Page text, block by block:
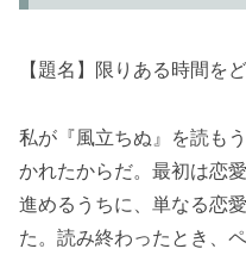
【題名】限りある時間を
私が『風立ちぬ』を読も
かれたからだ。最初は恋
進めるうちに、単なる恋
た。読み終わったとき、